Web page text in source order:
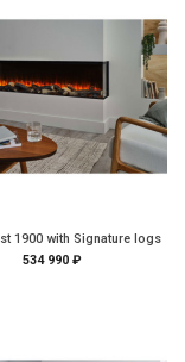
1900 with Signature logs
534 990 ₽